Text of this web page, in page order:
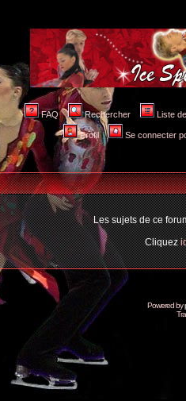
FAQ Rechercher Liste
Profil Se connecter
Les sujets de ce
Cliquez
Powered by